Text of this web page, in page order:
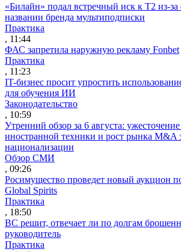
«Билайн» подал встречный иск к Т2 из-за
названии бренда мультиподписки
Практика
, 11:44
ФАС запретила наружную рекламу Fonbet
Практика
, 11:23
IT-бизнес просит упростить
для обучения ИИ
Законодательство
, 10:59
Утренний обзор за 6 августа:
иностранной техники и рост рынка M&A
национализации
Обзор СМИ
, 09:26
Росимущество проведет новый аукцион
Global Spirits
Практика
, 18:50
ВС решит, отвечает ли по долгам
руководитель
Практика